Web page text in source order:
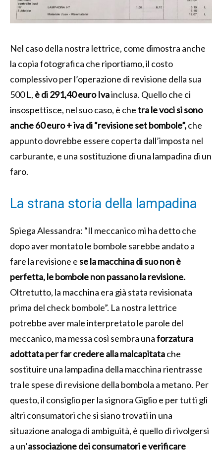
Nel caso della nostra lettrice, come dimostra anche
la copia fotografica che riportiamo, il costo
complessivo per l’operazione di revisione della sua
500 L, è di 291,40 euro Ivainclusa. Quello che ci
insospettisce, nel suo caso, è chetra le voci si sono
anche 60 euro + iva di “revisione set bombole”,che
appunto dovrebbe essere coperta dall’imposta nel
carburante, e una sostituzione di una lampadina di un
faro.
La strana storia della lampadina
Spiega Alessandra: “Il meccanico mi ha detto che
dopo aver montato le bombole sarebbe andato a
fare la revisione ese la macchina di suo non è
perfetta, le bombole non passano la revisione.
Oltretutto, la macchina era già stata revisionata
prima del check bombole”. La nostra lettrice
potrebbe aver male interpretato le parole del
meccanico, ma messa così sembra unaforzatura
adottata per far credere alla malcapitatache
sostituire una lampadina della macchina rientrasse
tra le spese di revisione della bombola a metano. Per
questo, il consiglio per la signora Giglio e per tutti gli
altri consumatori che si siano trovati in una
situazione analoga di ambiguità, è quello di rivolgersi
a un’associazione dei consumatori e verificare